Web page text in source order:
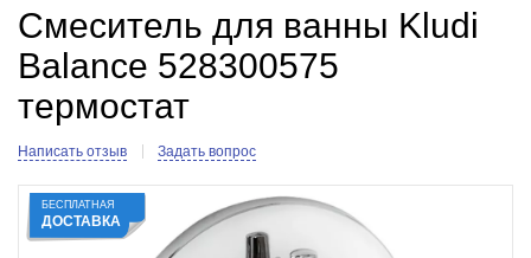
Смеситель для ванны Kludi
Balance 528300575
термостат
Написать отзыв Задать вопрос
БЕСПЛАТНАЯ
ДОСТАВКА